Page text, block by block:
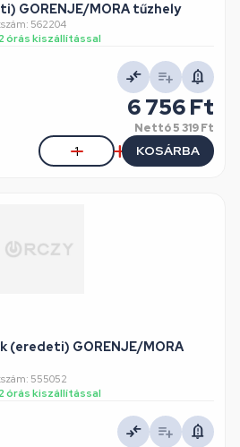
GORENJE/MORA tűzhely
562204
órás kiszállítással
6 756 Ft
Nettó5 319 Ft
KOSÁRBA
(eredeti) GORENJE/MORA
555052
órás kiszállítással